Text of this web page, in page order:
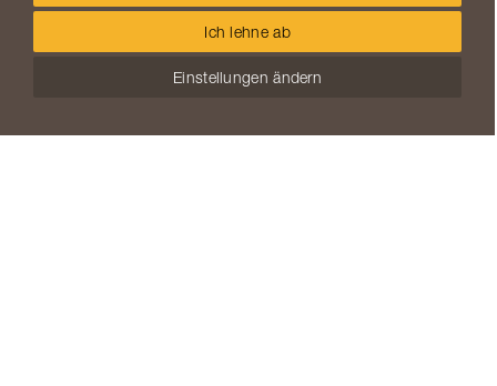
Ich lehne ab
Einstellungen ändern